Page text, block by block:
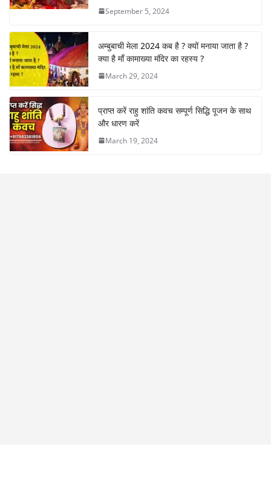
September 5, 2024
अम्बुबाची मेला 2024 कब है ? क्यों मनाया जाता है ?
क्या है माँ कामाख्या मंदिर का रहस्य ?
March 29, 2024
प्राप्त करें राहु शांति कवच सम्पूर्ण सिद्धि पूजन के साथ
और धारण करें
March 19, 2024